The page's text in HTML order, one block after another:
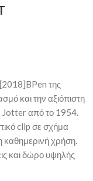
της
και την αξιόπιστη
Jotter από το 1954.
clip σε σχήμα
καθημερινή χρήση.
και δώρο υψηλής